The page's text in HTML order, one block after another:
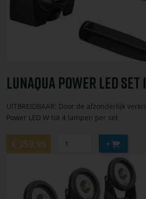
LunAqua Power LED Set 1
UITBREIDBAAR: Door de afzonderlijk
Power LED W tot 4 lampen per set
€ 359,95 Aantal Aan
1
LunAqua